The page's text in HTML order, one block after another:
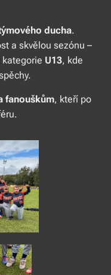
ducha.
a skvělou sezónu –
kategorie U13, kde
fanouškům, kteří po